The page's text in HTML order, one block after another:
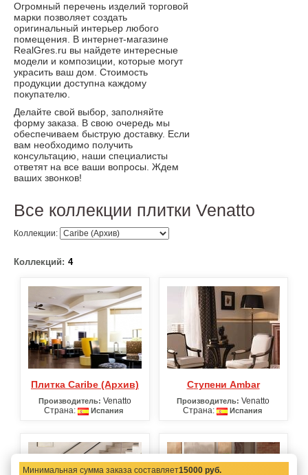
Огромный перечень изделий торговой
марки позволяет создать
оригинальный интерьер любого
помещения. В интернет-магазине
RealGres.ru вы найдете интересные
модели и композиции, которые могут
украсить ваш дом. Стоимость
продукции доступна каждому
покупателю.
Делайте свой выбор, заполняйте
форму заказа. В свою очередь мы
обеспечиваем быструю доставку. Если
вам необходимо получить
консультацию, наши специалисты
ответят на все ваши вопросы. Ждем
ваших звонков!
Все коллекции плитки Venatto
Коллекции:
Коллекций: 4
Плитка Caribe (Архив)
Производитель: Venatto
Страна:
Испания
Ступени Ambar
Производитель: Venatto
Страна:
Испания
Минимальная сумма заказа составляет15000 руб.